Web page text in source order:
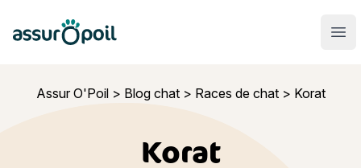
Assur O'Poil
Assur O'Poil> Blog chat> Races de chat> Korat
Korat